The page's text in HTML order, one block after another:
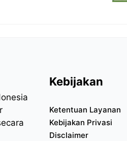
Kebijakan
Ketentuan Layanan
Kebijakan Privasi
Disclaimer